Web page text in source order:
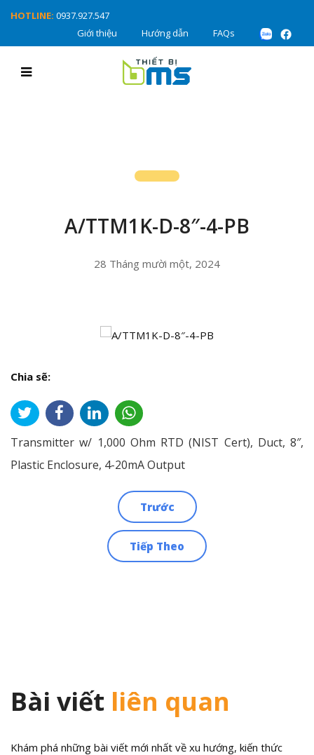
HOTLINE: 0937.927.547
Giới thiệu
Hướng dẫn FAQs
A/TTM1K-D-8″-4-PB
28 Tháng mười một, 2024
Chia sẽ:
Transmitter w/ 1,000 Ohm RTD (NIST Cert), Duct, 8″,
Plastic Enclosure, 4-20mA Output
Trước
Tiếp Theo
Bài viết liên quan
Khám phá những bài viết mới nhất về xu hướng, kiến thức